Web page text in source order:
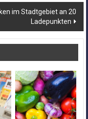
im Stadtgebiet an 20
Ladepunkten